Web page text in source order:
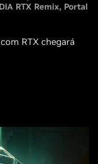
RTX Remix Portal
RTX chegará